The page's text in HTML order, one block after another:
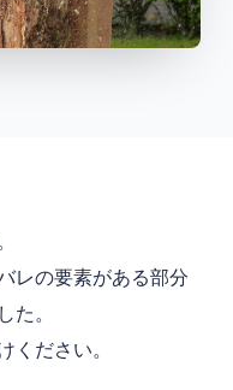
レの要素がある部分
た。
ください